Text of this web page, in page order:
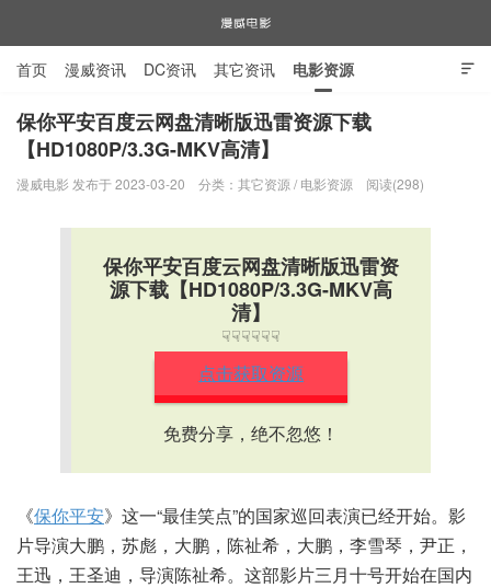
漫威电影

首页 漫威资讯 DC资讯 其它资讯 电影资源
电视剧资源 漫威图片
保你平安百度云网盘清晰版迅雷资源下载
【HD1080P/3.3G-MKV高清】
漫威电影 发布于 2023-03-20 分类： 其它资源 / 电影资源 阅读(298)
保你平安百度云网盘清晰版迅雷资
源下载【HD1080P/3.3G-MKV高
清】
☟☟☟☟☟☟
点击获取资源
免费分享，绝不忽悠！
《保你平安》这一“最佳笑点”的国家巡回表演已经开始。影
片导演大鹏，苏彪，大鹏，陈祉希，大鹏，李雪琴，尹正，
王迅，王圣迪，导演陈祉希。这部影片三月十号开始在国内